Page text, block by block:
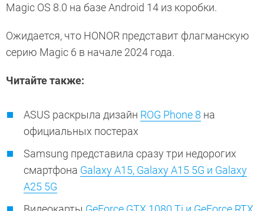
Magic OS 8.0 на базе Android 14 из коробки.
Ожидается, что HONOR представит флагманскую
серию Magic 6 в начале 2024 года.
Читайте также:
ASUS раскрыла дизайн ROG Phone 8 на
официальных постерах
Samsung представила сразу три недорогих
смартфона Galaxy A15, Galaxy A15 5G и Galaxy
A25 5G